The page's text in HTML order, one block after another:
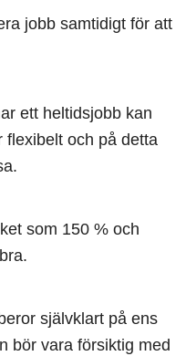
jobb samtidigt för att
ett heltidsjobb kan
flexibelt och på detta
som 150 % och
självklart på ens
bör vara försiktig med